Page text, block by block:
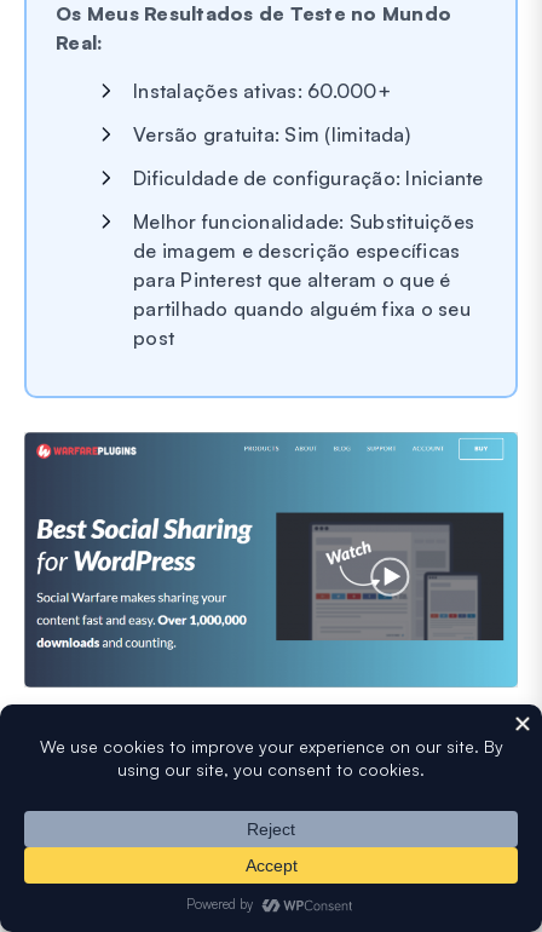
Os Meus Resultados de Teste no Mundo
Real:
Instalações ativas: 60.000+
Versão gratuita: Sim (limitada)
Dificuldade de configuração: Iniciante
Melhor funcionalidade: Substituições
de imagem e descrição específicas
para Pinterest que alteram o que é
partilhado quando alguém fixa o seu
post
O Social Warfare é o plugin de botões de partilha que
recomendo quando as opções gratuitas parecem
de imediato, as contagens de partilha são obtidas através
das APIs do Twitter/X, Facebook e Pinterest, e os
controlos de posicionamento são granulares, até ao tipo